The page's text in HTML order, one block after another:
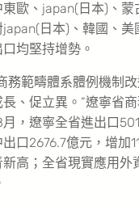
歐、japan(日本)、蒙
日本)、韓國、美
均堅持增勢。
務範疇體系體例機制
、促立異。”遼寧省
，遼寧全省進出口
口2676.7億元，增加
新高；全省現實應用外